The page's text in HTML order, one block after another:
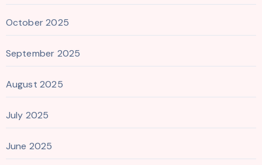
October 2025
September 2025
August 2025
July 2025
June 2025